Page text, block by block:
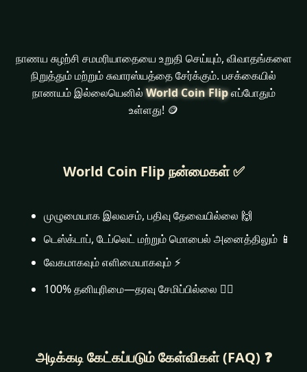
நாணய சுழற்சி சமமரியாதையை உறுதி செய்யும், விவாதங்களை
நிறுத்தும் மற்றும் சுவாரஸ்யத்தை சேர்க்கும். பசக்கையில்
நாணயம் இல்லையெனில்World Coin Flipஎப்போதும்
உள்ளது! 🪙
World Coin Flip நன்மைகள் ✅
முழுமையாக இலவசம், பதிவு தேவையில்லை 🙌
டெஸ்க்டாப், டேப்லெட் மற்றும் மொபைல் அனைத்திலும் 📱
வேகமாகவும் எளிமையாகவும் ⚡
100% தனியுரிமை—தரவு சேமிப்பில்லை 🕵️‍♂️
அடிக்கடி கேட்கப்படும் கேள்விகள் (FAQ) ❓